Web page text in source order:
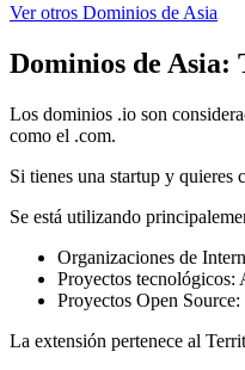
Ver otros Dominios de Asia
Dominios de Asia:
Los dominios .io son
como el .com.
Si tienes una startup y
Se está utilizando
Organizaciones de
Proyectos
Proyectos Open
La extensión pertenece al